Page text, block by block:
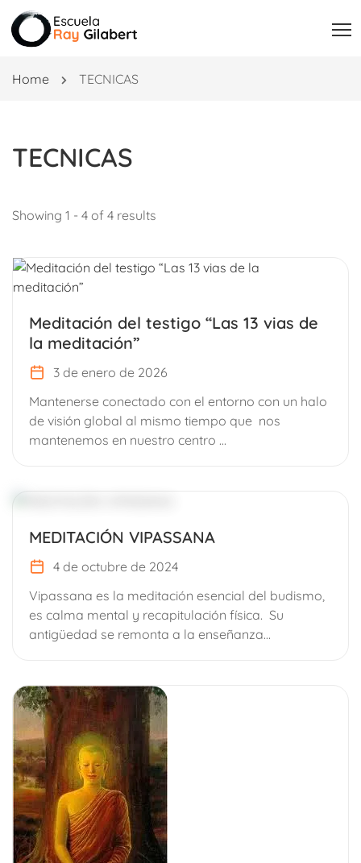
Home TECNICAS
TECNICAS
Showing 1 - 4 of 4 results
Meditación del testigo “Las 13 vias de
la meditación”
3 de enero de 2026
Mantenerse conectado con el entorno con un halo
de visión global al mismo tiempo que nos
mantenemos en nuestro centro ...
MEDITACIÓN VIPASSANA
4 de octubre de 2024
Vipassana es la meditación esencial del budismo,
es calma mental y recapitulación física. Su
antigüedad se remonta a la enseñanza...